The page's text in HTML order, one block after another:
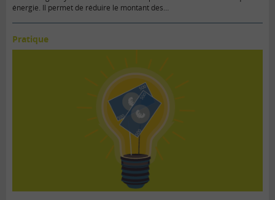
énergie. Il permet de réduire le montant des…
Pratique